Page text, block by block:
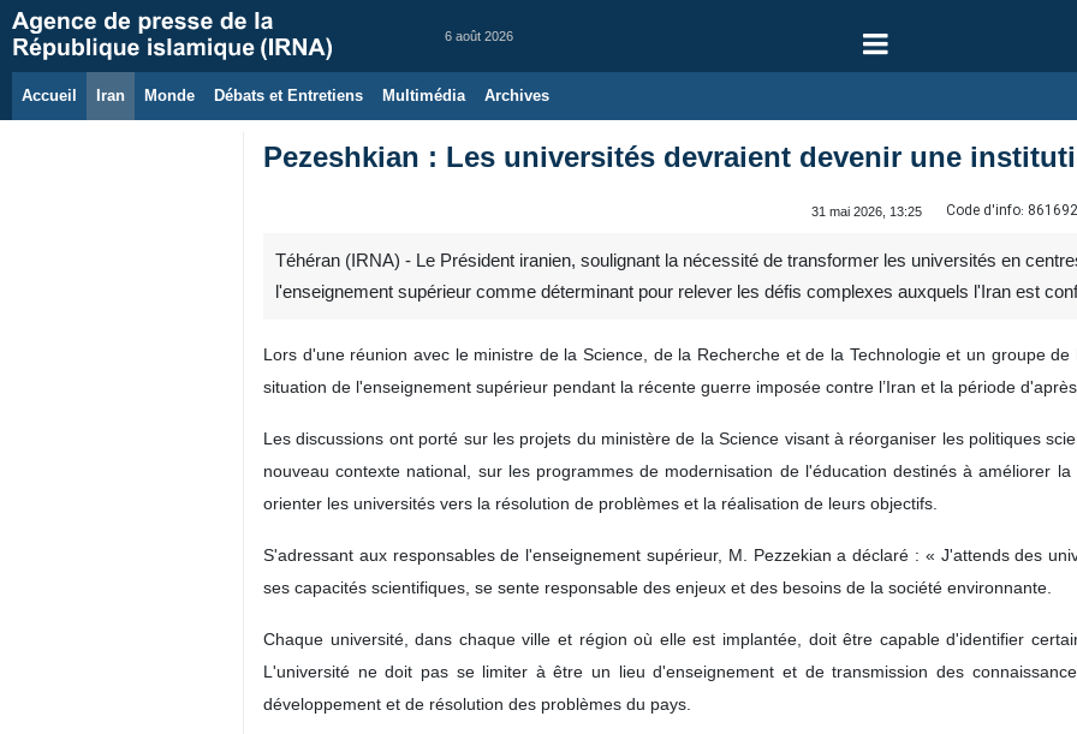
6 août 2026
Accueil Iran Monde Débats et Entretiens Multimédia Archives
Pezeshkian : Les universités devraient devenir une
31 mai 2026, 13:25 Code d'info:
Téhéran (IRNA) - Le Président iranien, soulignant la nécessité de transformer les universités en
l'enseignement supérieur comme déterminant pour relever les défis complexes auxquels l'Iran est
Lors d'une réunion avec le ministre de la Science, de la Recherche et de la Technologie et un groupe
situation de l'enseignement supérieur pendant la récente guerre imposée contre l’Iran et la période
Les discussions ont porté sur les projets du ministère de la Science visant à réorganiser les politiques
nouveau contexte national, sur les programmes de modernisation de l'éducation destinés à améliorer
orienter les universités vers la résolution de problèmes et la réalisation de leurs objectifs.
S'adressant aux responsables de l'enseignement supérieur, M. Pezzekian a déclaré : « J'attends des
ses capacités scientifiques, se sente responsable des enjeux et des besoins de la société environnante.
Chaque université, dans chaque ville et région où elle est implantée, doit être capable d'identifier
L'université ne doit pas se limiter à être un lieu d'enseignement et de transmission des
développement et de résolution des problèmes du pays.